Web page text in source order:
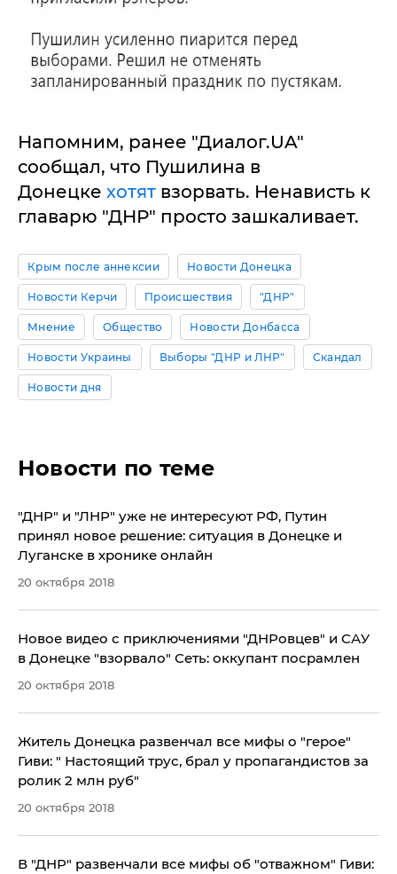
Напомним, ранее "Диалог.UA"
сообщал, что Пушилина в
Донецке хотят взорвать. Ненависть к
главарю "ДНР" просто зашкаливает.
Крым после аннексии Новости Донецка
Новости Керчи Происшествия "ДНР"
Мнение Общество Новости Донбасса
Новости Украины Выборы "ДНР и ЛНР" Скандал
Новости дня
Новости по теме
"ДНР" и "ЛНР" уже не интересуют РФ, Путин
принял новое решение: ситуация в Донецке и
Луганске в хронике онлайн
20 октября 2018
Новое видео с приключениями "ДНРовцев" и САУ
в Донецке "взорвало" Сеть: оккупант посрамлен
20 октября 2018
Житель Донецка развенчал все мифы о "герое"
Гиви: " Настоящий трус, брал у пропагандистов за
ролик 2 млн руб"
20 октября 2018
В "ДНР" развенчали все мифы об "отважном" Гиви: